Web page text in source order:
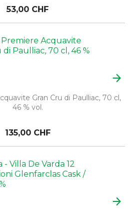
53,00 CHF
arrow_forward
Gran Cru di Paulliac, 70 cl,
46 % vol.
135,00 CHF
arrow_forward